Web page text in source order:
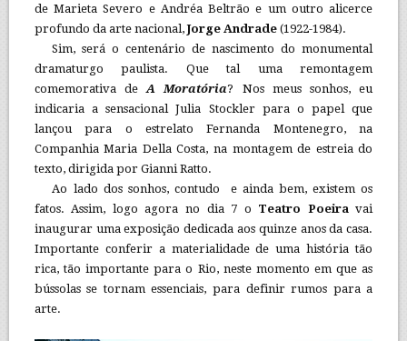
de Marieta Severo e Andréa Beltrão e um outro alicerce
profundo da arte nacional,Jorge Andrade (1922-1984).
Sim, será o centenário de nascimento do monumental
dramaturgo paulista. Que tal uma remontagem
comemorativa deA Moratória? Nos meus sonhos, eu
indicaria a sensacional Julia Stockler para o papel que
lançou para o estrelato Fernanda Montenegro, na
Companhia Maria Della Costa, na montagem de estreia do
texto, dirigida por Gianni Ratto.
Ao lado dos sonhos, contudo e ainda bem, existem os
fatos. Assim, logo agora no dia 7 o Teatro Poeira vai
inaugurar uma exposição dedicada aos quinze anos da casa.
Importante conferir a materialidade de uma história tão
rica, tão importante para o Rio, neste momento em que as
bússolas se tornam essenciais, para definir rumos para a
arte.